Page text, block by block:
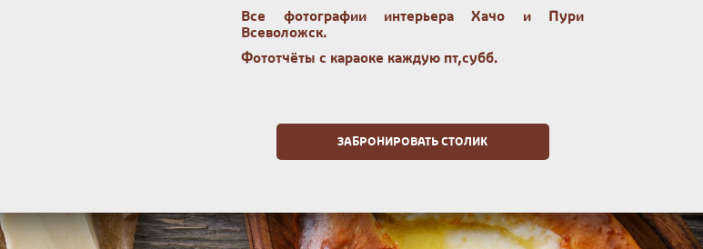
Все фотографии интерьера Хачо и Пури
Всеволожск.
Фототчёты с караоке каждую пт,субб.
ЗАБРОНИРОВАТЬ СТОЛИК